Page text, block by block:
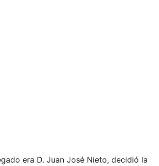
era D. Juan José Nieto, decidió la